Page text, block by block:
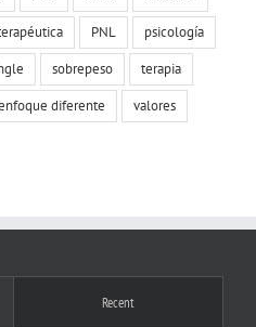
PNL
psicología
sobrepeso
terapia
diferente valores
Recent